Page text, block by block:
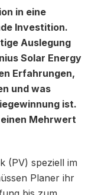
in eine
Investition.
Auslegung
Solar Energy
Erfahrungen,
und was
ist.
Mehrwert
(PV) speziell im
Planer ihr